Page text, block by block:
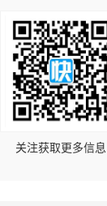
关注获取更多信息